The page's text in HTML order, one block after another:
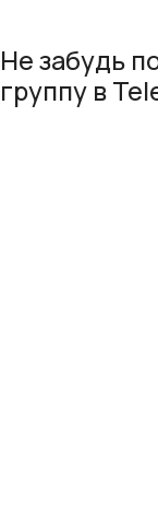
Не забудь
группу в